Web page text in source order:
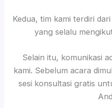
Kedua, tim kami terdiri
yang selalu
Selain itu, komunikasi
kami. Sebelum acara
sesi konsultasi gratis